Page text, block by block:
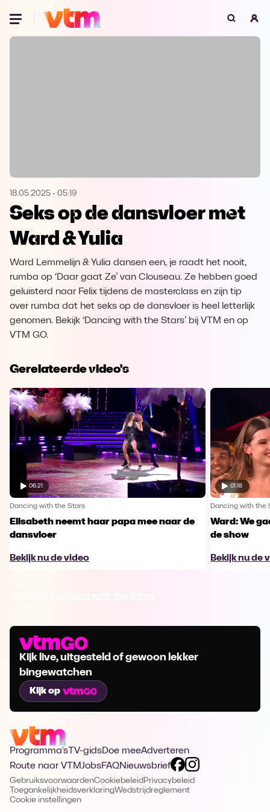
Oeps, browser niet ondersteund
Microsoft Edge Download
Opera
18.05.2025 - 05:19
Seks op de dansvloer met
Ward & Yulia
Ward Lemmelijn & Yulia dansen een, je raadt het nooit,
rumba op ‘Daar gaat Ze’ van Clouseau. Ze hebben goed
geluisterd naar Felix tijdens de masterclass en zijn tip
over rumba dat het seks op de dansvloer is heel letterlijk
genomen. Bekijk ‘Dancing with the Stars’ bij VTM en op
VTM GO.
Gerelateerde video's
06:21
Dancing with the Stars
Elisabeth neemt haar papa mee naar de
dansvloer
Bekijk nu de video
01:18
Dancing with the
Ward: We
de show
Bekijk nu de
Kijk live, uitgesteld of gewoon lekker
bingewatchen
Kijk op
Programma's TV-gidsDoe meeAdverteren
Route naar VTMJobsFAQNieuwsbrief
GebruiksvoorwaardenCookiebeleid Privacybeleid
ToegankelijkheidsverklaringWedstrijdreglement
Cookie instellingen